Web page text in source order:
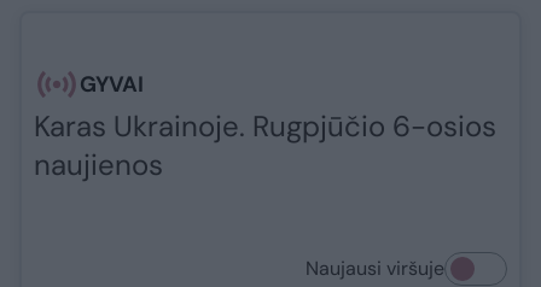
GYVAI
Karas Ukrainoje. Rugpjūčio 6-osios
naujienos
Naujausi viršuje